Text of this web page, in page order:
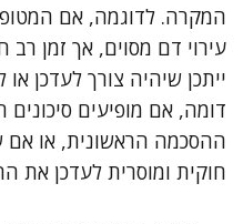
המקרה. לדוגמה, אם
עירוי דם מסוים, אך זמן
ייתכן שיהיה צורך לעדכן
דומה, אם מופיעים
ההסכמה הראשונית, או אם
חוקית ומוסרית לעדכן את